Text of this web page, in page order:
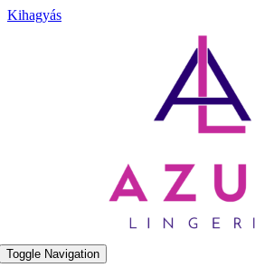
Kihagyás
Toggle Navigation